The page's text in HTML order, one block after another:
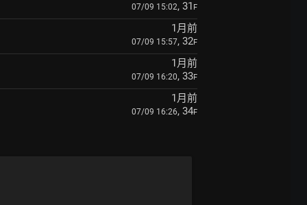
07/09 15:02, 31 F
1月前
07/09 15:57, 32F
1月前
07/09 16:20, 33F
1月前
07/09 16:26, 34F